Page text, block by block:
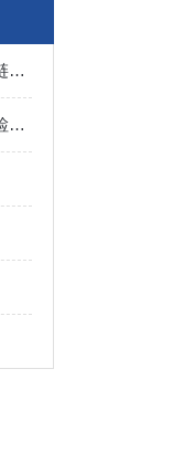
Millipore发光液的制备工艺：全链路质控保障检测性能稳定
Millipore发光液：多场景高灵敏检测的核心试剂支撑